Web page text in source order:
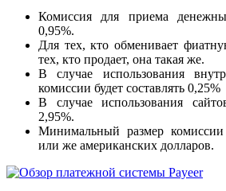
Комиссия для приема
0,95%.
Для тех, кто обменивает
тех, кто продает, она такая же.
В случае использования
комиссии будет составлять 0,25%
В случае использования
2,95%.
Минимальный размер комиссии
или же американских долларов.